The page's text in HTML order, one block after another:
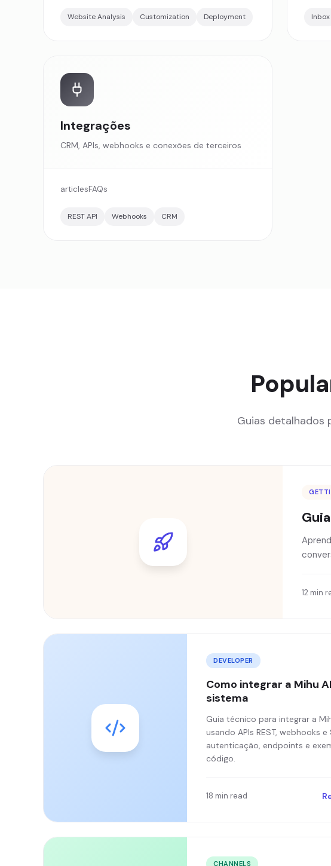
Website Analysis Customization Deployment Inbox
Integrações
CRM, APIs, webhooks e conexões de terceiros
articlesFAQs
REST API Webhooks CRM
Guias detalhados
12 min
DEVELOPER
Como integrar a Mihu
sistema
Guia técnico para integrar a
usando APIs REST, webhooks e
autenticação, endpoints e
código.
18 min read
CHANNELS